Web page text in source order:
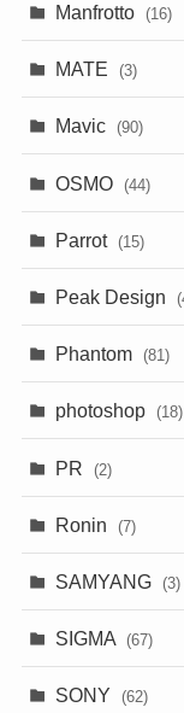
Manfrotto (16)
MATE (3)
Mavic (90)
OSMO (44)
Parrot (15)
Peak Design
Phantom (81)
photoshop (18)
PR (2)
Ronin (7)
SAMYANG (3)
SIGMA (67)
SONY (62)